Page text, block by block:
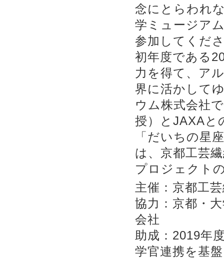
念にとらわれ
学ミュージア
参加してくだ
初年度である
力を得て、ア
界に活かして
ウム株式会社
授）とJAXAと
「だいちの星
は、京都工芸
プロジェクト
主催：京都工
協力：京都・
会社
助成：2019年
学官連携を基